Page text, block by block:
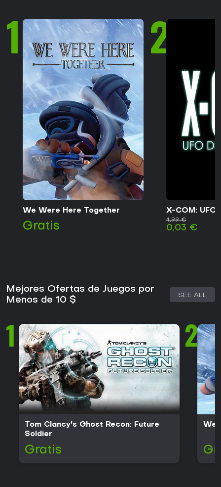
1
We Were Here Together
Gratis
2
X-COM: UFO
4,99 €
0,03 €
Mejores Ofertas de Juegos por
Menos de 10 $
SEE ALL
1
Tom Clancy's Ghost Recon: Future
Soldier
Gratis
2
We